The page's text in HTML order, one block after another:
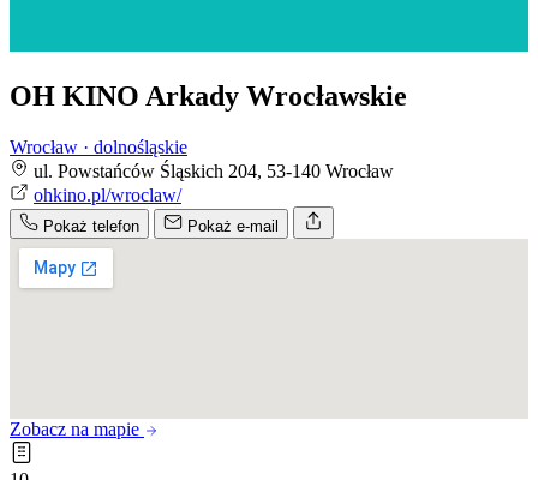
OH KINO Arkady Wrocławskie
Wrocław · dolnośląskie
ul. Powstańców Śląskich 204, 53-140 Wrocław
ohkino.pl/wroclaw/
Pokaż telefon Pokaż e-mail
Zobacz na mapie